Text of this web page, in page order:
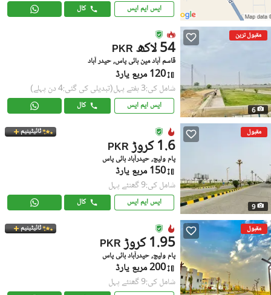
ایس ایم ایس کال
مقبول ترین
6
PKR 54 لاکھ
قاسم آباد مین بائی پاس, حیدر آباد
120 مربع یارڈ
شامل کی:3 ہفتے پہل (تبدیلی کی گئی:4 دن پہلے)
ایس ایم ایس کال
مقبول
9
ٹائیٹینیم
PKR 1.6 کروڑ
پام ولیج, حیدرآباد بائی پاس
150 مربع یارڈ
شامل کی:9 گھنٹے پہل
ایس ایم ایس کال
مقبول ٹائیٹینیم
PKR 1.95 کروڑ
پام ولیج, حیدرآباد بائی پاس
200 مربع یارڈ
شامل کی:9 گھنٹے پہل